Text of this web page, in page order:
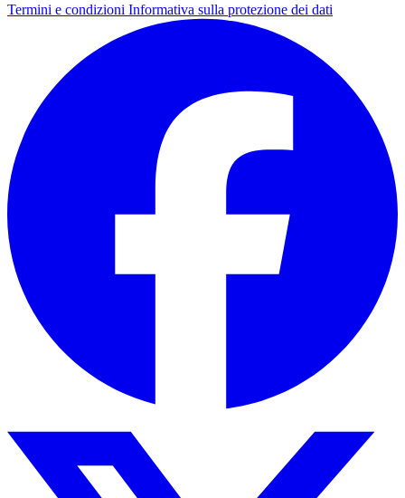
Termini e condizioni Informativa sulla protezione dei dati